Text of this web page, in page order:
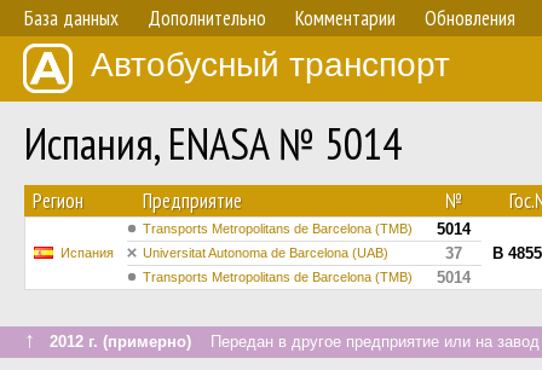
База данных Дополнительно Комментарии Обновления
Автобусный транспорт
Испания, ENASA № 5014
Регион Предприятие №
Испания
Transports Metropolitans de Barcelona (TMB)
5014
B
Universitat Autonoma de Barcelona (UAB) 37
Transports Metropolitans de Barcelona (TMB) 5014
↑ 2012 г. (примерно) Передан в другое предприятие или на завод